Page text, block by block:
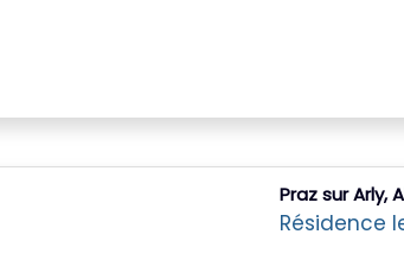
Praz sur Arly,
Résidence